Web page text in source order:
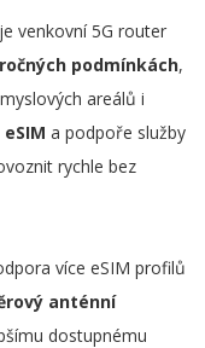
je venkovní 5G router
podmínkách,
areálů i
a podpoře služby
rychle bez
více eSIM profilů
anténní
dostupnému